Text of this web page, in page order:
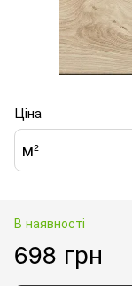
Ціна
м²
В наявності
698 грн